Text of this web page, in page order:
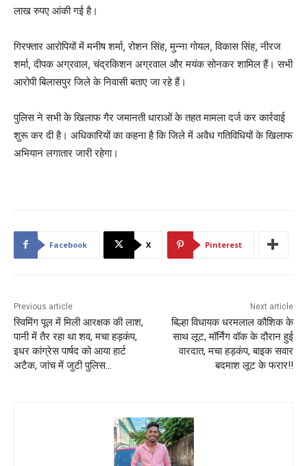
लाख रुपए आंकी गई है।
गिरफ्तार आरोपियों में मनीष शर्मा, रोशन सिंह, मुन्ना गोयल, विकास सिंह, नीरज
शर्मा, दीपक अग्रवाल, चंद्रकिशन अग्रवाल और मयंक सोनकर शामिल हैं। सभी
आरोपी बिलासपुर जिले के निवासी बताए जा रहे हैं।
पुलिस ने सभी के खिलाफ गैर जमानती धाराओं के तहत मामला दर्ज कर कार्रवाई
शुरू कर दी है। अधिकारियों का कहना है कि जिले में अवैध गतिविधियों के खिलाफ
अभियान लगातार जारी रहेगा।
Facebook X Pinterest
Previous article
स्विमिंग पूल में मिली आरक्षक की लाश,
पानी में तैर रहा था शव, मचा हड़कंप,
इधर कांग्रेस पार्षद को आया हार्ट
अटैक, जांच में जुटी पुलिस…
Next article
बिल्हा विधायक धरमलाल कौशिक के
साथ लूट, मॉर्निंग वॉक के दौरान हुई
वारदात, मचा हड़कंप, बाइक सवार
बदमाश लूट के फरार!!